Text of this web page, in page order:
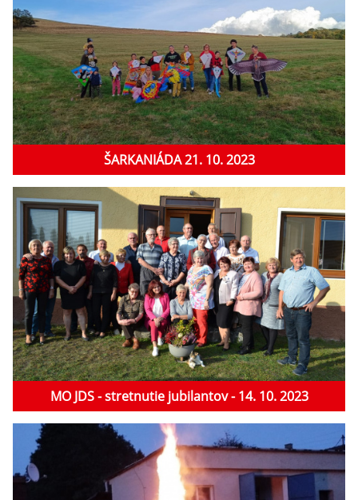
ŠARKANIÁDA 21. 10. 2023
MO JDS - stretnutie jubilantov - 14. 10. 2023